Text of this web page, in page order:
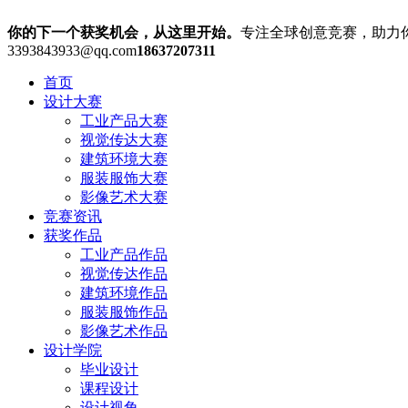
你的下一个获奖机会，从这里开始。 专注全球创意竞赛，助力
3393843933@qq.com18637207311
首页
设计大赛
工业产品大赛
视觉传达大赛
建筑环境大赛
服装服饰大赛
影像艺术大赛
竞赛资讯
获奖作品
工业产品作品
视觉传达作品
建筑环境作品
服装服饰作品
影像艺术作品
设计学院
毕业设计
课程设计